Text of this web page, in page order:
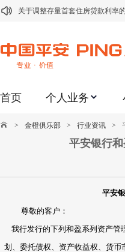
关于调整存量首套住房贷款利率
关于修订《平安银行代理个人客
关于我行聚金宝交易软件升级更
关于2020年端午节期间上金所
关于平安银行电子版信用卡更名
首页 个人业务
> 金橙俱乐部 > 行业资讯 >
平安银行
平安
尊敬的客户：
我行发行的下列和盈系列资产管
划、委托债权、资产收益权、货